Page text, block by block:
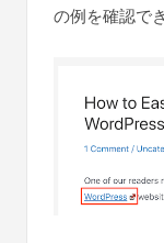
の例を確認で